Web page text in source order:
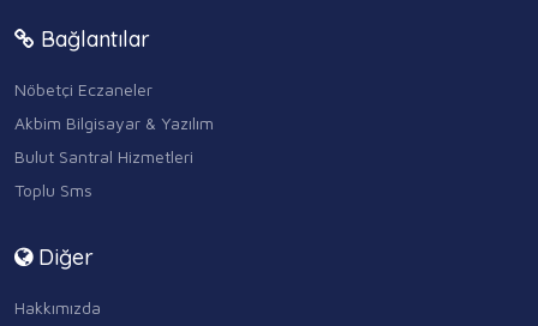
Bağlantılar
Nöbetçi Eczaneler
Akbim Bilgisayar & Yazılım
Bulut Santral Hizmetleri
Toplu Sms
Diğer
Hakkımızda